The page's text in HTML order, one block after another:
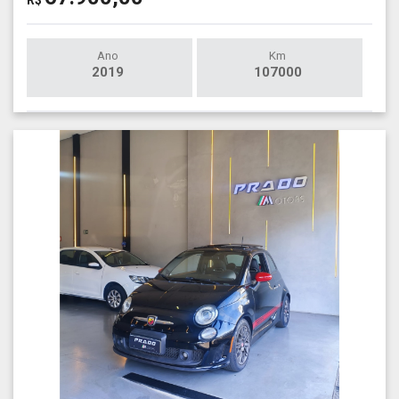
Ano
2019
Km
107000